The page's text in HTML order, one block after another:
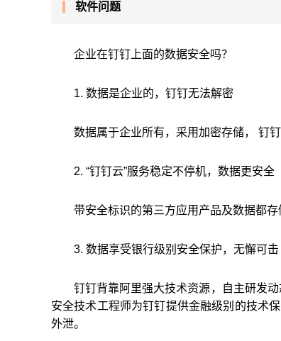
软件问题
企业在钉钉上面的数据安全吗？
1. 数据是企业的，钉钉无法解密
数据属于企业所有，采用加密存储， 钉
2. “钉钉云”服务稳定不停机，数据更安全
带安全标识的第三方应用产品及数据都
3. 数据享受银行级别安全保护，无懈可击
钉钉背靠阿里强大技术资源，自主研发
安全技术工程师为钉钉提供金融级别的技术
外泄。